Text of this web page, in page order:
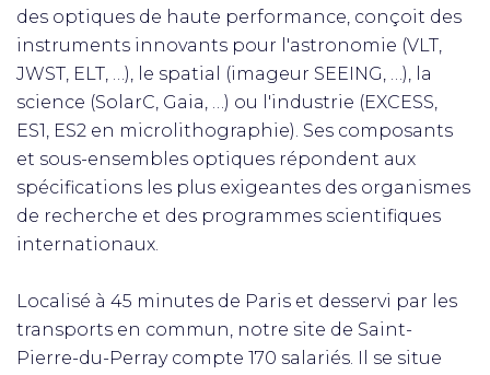
des optiques de haute performance, conçoit des
instruments innovants pour l'astronomie (VLT,
JWST, ELT, …), le spatial (imageur SEEING, …), la
science (SolarC, Gaia, …) ou l'industrie (EXCESS,
ES1, ES2 en microlithographie). Ses composants
et sous-ensembles optiques répondent aux
spécifications les plus exigeantes des organismes
de recherche et des programmes scientifiques
internationaux.
Localisé à 45 minutes de Paris et desservi par les
transports en commun, notre site de Saint-
Pierre-du-Perray compte 170 salariés. Il se situe